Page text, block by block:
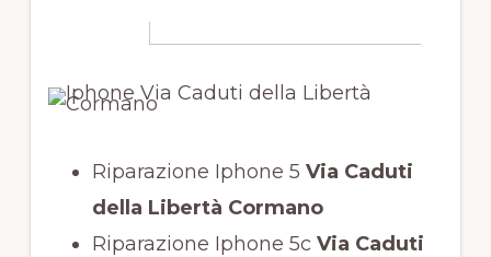
Riparazione Iphone 5 Via Caduti
della Libertà Cormano
Riparazione Iphone 5c Via Caduti